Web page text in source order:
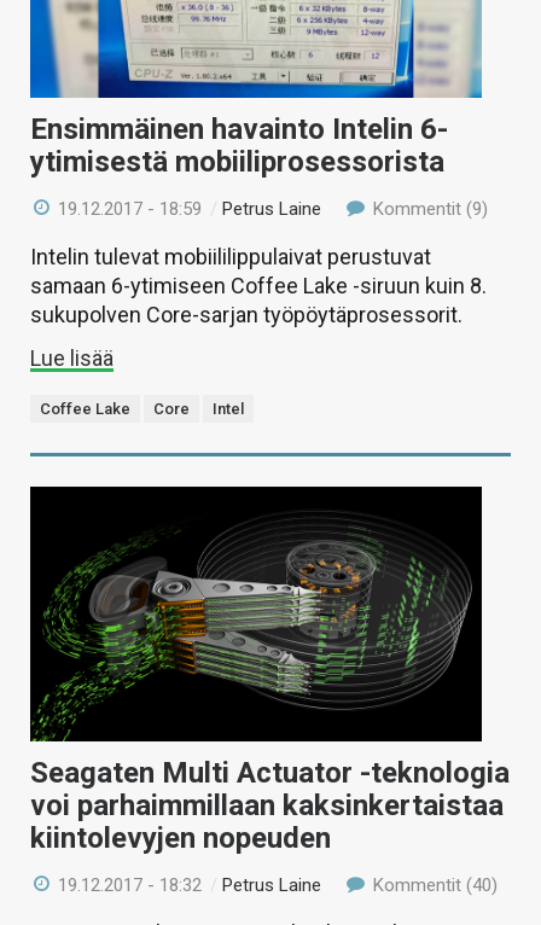
Ensimmäinen havainto Intelin 6-
ytimisestä mobiiliprosessorista
19.12.2017 - 18:59 / Petrus Laine Kommentit (9)
Intelin tulevat mobiililippulaivat perustuvat
samaan 6-ytimiseen Coffee Lake -siruun kuin 8.
sukupolven Core-sarjan työpöytäprosessorit.
Lue lisää
Coffee Lake Core Intel
Seagaten Multi Actuator -teknologia
voi parhaimmillaan kaksinkertaistaa
kiintolevyjen nopeuden
19.12.2017 - 18:32 /Petrus Laine Kommentit (40)